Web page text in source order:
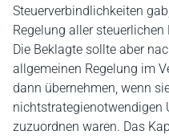
Steuerverbindlichkeiten
Regelung aller
Die Beklagte sollte aber
allgemeinen Regelung im
dann übernehmen, wenn
nichtstrategienotwendigen
zuzuordnen waren. Das